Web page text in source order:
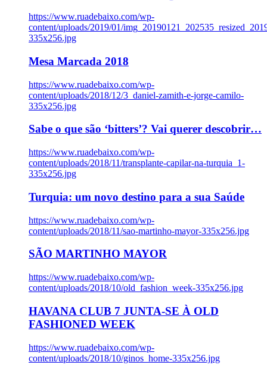
https://www.ruadebaixo.com/wp-
content/uploads/2019/01/
335x256.jpg
Mesa Marcada 2018
https://www.ruadebaixo.com/wp-
content/uploads/2018/12/3_daniel-zamith-e-jorge-camilo-
335x256.jpg
Sabe o que são ‘bitters’? Vai querer descobrir…
https://www.ruadebaixo.com/wp-
content/uploads/2018/11/transplante-capilar-na-turquia_1-
335x256.jpg
Turquia: um novo destino para a sua Saúde
https://www.ruadebaixo.com/wp-
content/uploads/2018/11/sao-martinho-mayor-335x256.jpg
SÃO MARTINHO MAYOR
https://www.ruadebaixo.com/wp-
content/uploads/2018/10/old_fashion_week-335x256.jpg
HAVANA CLUB 7 JUNTA-SE À OLD
FASHIONED WEEK
https://www.ruadebaixo.com/wp-
content/uploads/2018/10/ginos_home-335x256.jpg